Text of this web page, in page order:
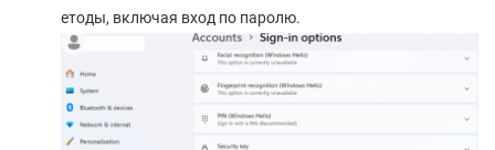
етоды, включая вход по паролю.